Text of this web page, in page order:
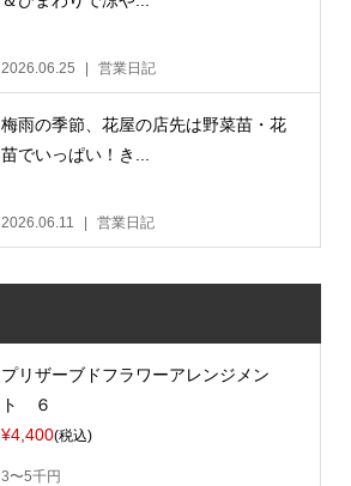
2026.06.25 営業日記
梅雨の季節、花屋の店先は野菜苗・花
苗でいっぱい！き...
2026.06.11 営業日記
プリザーブドフラワーアレンジメン
ト ６
¥4,400(税込)
3〜5千円